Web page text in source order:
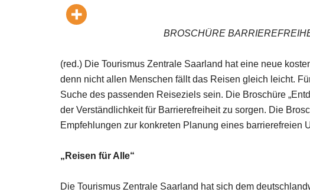
BROSCHÜRE
(red.) Die Tourismus Zentrale Saarland hat eine neue
denn nicht allen Menschen fällt das Reisen gleich leicht.
Suche des passenden Reiseziels sein. Die Broschüre
der Verständlichkeit für Barrierefreiheit zu sorgen. Die
Empfehlungen zur konkreten Planung eines barrierefreien
„Reisen für Alle“
Die Tourismus Zentrale Saarland hat sich dem